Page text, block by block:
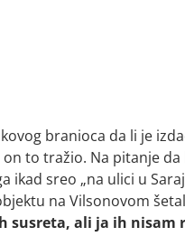
branioca da li je
on to tražio. Na pitanje
ikad sreo „na ulici u
na Vilsonovom
susreta, ali ja ih nisam